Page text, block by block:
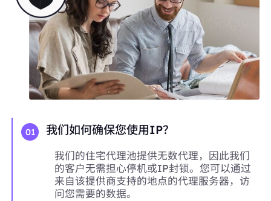
01 我们如何确保您使用IP？
我们的住宅代理池提供无数代理，因此我们
的客户无需担心停机或IP封锁。您可以通过
来自该提供商支持的地点的代理服务器，访
问您需要的数据。